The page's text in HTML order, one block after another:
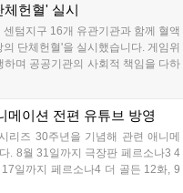
랜드'는 7년 만의 대규모 업
할인 중입니다....
헌혈' 실시
텀지구 16개 유관기관과 함께 혈액
단체헌혈'을 실시했습니다. 게임위
며 공공기관의 사회적 책임을 다하
원회 등 14개 기관 임직원이 동참
게 감사의 뜻을 전하며 헌혈 문화
메이션 전편 유튜브 방영
리즈 30주년을 기념해 관련 애니메
. 8월 31일까지 극장판 페르소나3 4
일까지 페르소나4 더 골든 12화, 9
5 시리즈가 순차 공개됩니다. 또한